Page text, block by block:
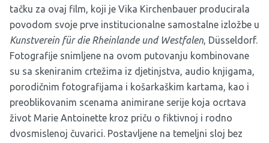
tačku za ovaj film, koji je Vika Kirchenbauer producirala
povodom svoje prve institucionalne samostalne izložbe u
Kunstverein für die Rheinlande und Westfalen, Düsseldorf.
Fotografije snimljene na ovom putovanju kombinovane
su sa skeniranim crtežima iz djetinjstva, audio knjigama,
porodičnim fotografijama i košarkaškim kartama, kao i
preoblikovanim scenama animirane serije koja ocrtava
život Marie Antoinette kroz priču o fiktivnoj i rodno
dvosmislenoj čuvarici. Postavljene na temeljni sloj bez